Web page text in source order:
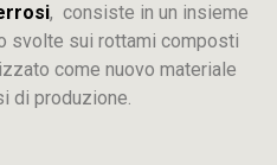
, consiste in un insieme
svolte sui rottami composti
come nuovo materiale
di produzione.